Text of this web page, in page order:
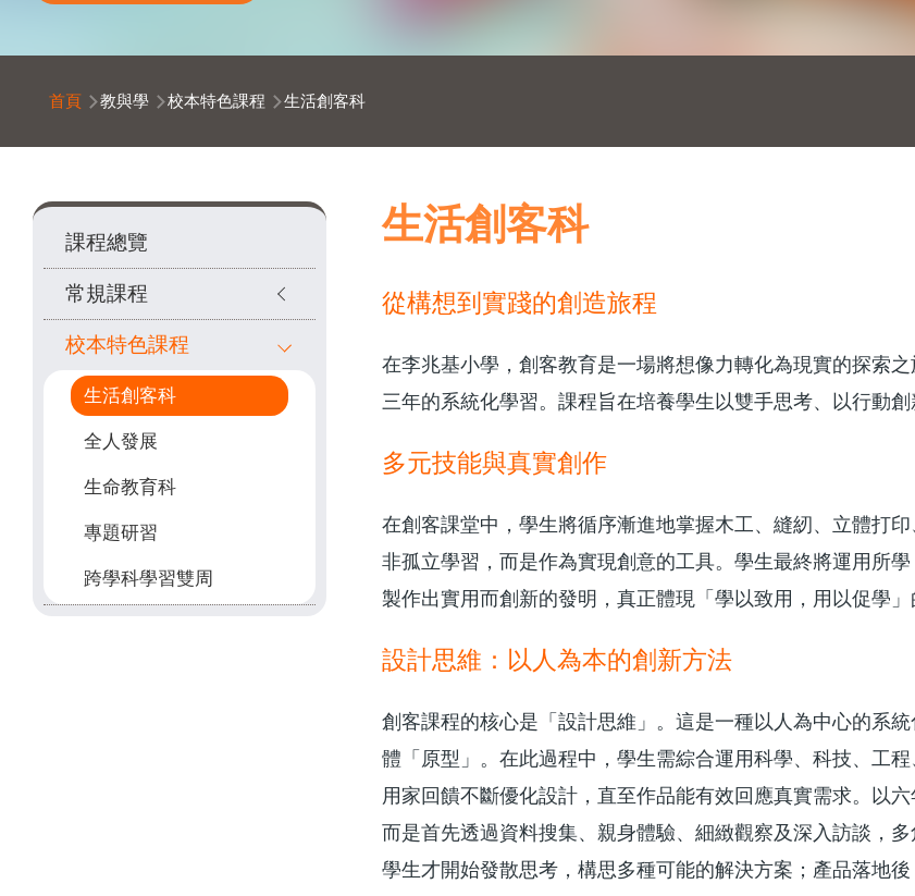
航
連
結
首頁 教與學 校本特色課程 生活創客科
生活創客科
從構想到實踐的創造旅程
在李兆基小學，創客教育是一場將想像力轉化為現實的探索
三年的系統化學習。課程旨在培養學生以雙手思考、以行動
多元技能與真實創作
在創客課堂中，學生將循序漸進地掌握木工、縫紉、立體打
非孤立學習，而是作為實現創意的工具。學生最終將運用所
製作出實用而創新的發明，真正體現「學以致用，用以促學」
設計思維：以人為本的創新方法
創客課程的核心是「設計思維」。這是一種以人為中心的系
體「原型」。在此過程中，學生需綜合運用科學、科技、工
用家回饋不斷優化設計，直至作品能有效回應真實需求。以
而是首先透過資料搜集、親身體驗、細緻觀察及深入訪談，
學生才開始發散思考，構思多種可能的解決方案；產品落地
Main
navigation
課程總覽
常規課程
校本特色課程
生活創客科
全人發展
生命教育科
專題研習
跨學科學習雙周